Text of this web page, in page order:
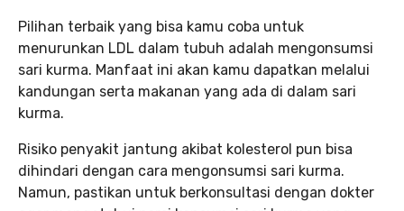
Pilihan terbaik yang bisa kamu coba untuk
menurunkan LDL dalam tubuh adalah mengonsumsi
sari kurma. Manfaat ini akan kamu dapatkan melalui
kandungan serta makanan yang ada di dalam sari
kurma.
Risiko penyakit jantung akibat kolesterol pun bisa
dihindari dengan cara mengonsumsi sari kurma.
Namun, pastikan untuk berkonsultasi dengan dokter